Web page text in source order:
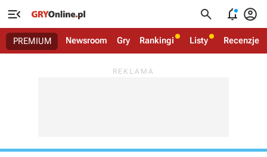
   
PREMIUM Newsroom Gry Rankingi Listy Recenzje